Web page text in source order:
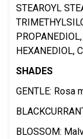
STEAROYL
HEXANEDIOL,
SHADES
GENTLE: Rosa
BLOSSOM: